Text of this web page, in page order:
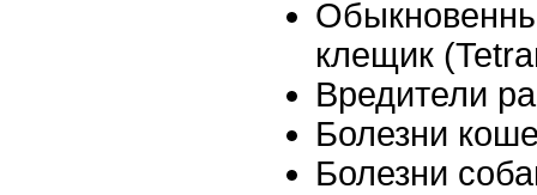
клещик
Вредители
Болезни
Болезни